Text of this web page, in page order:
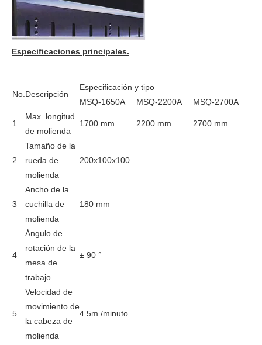
Especificaciones principales.
No.Descripción
Especificación y tipo
MSQ-1650A
MSQ-2200A MSQ-2700A
1
Max. longitud
de molienda
1700 mm 2200 mm 2700 mm
2
Tamaño de la
rueda de
molienda
200x100x100
3
Ancho de la
cuchilla de
molienda
180 mm
4
Ángulo de
rotación de la
mesa de
trabajo
± 90 °
5
Velocidad de
movimiento de
la cabeza de
molienda
4.5m /minuto